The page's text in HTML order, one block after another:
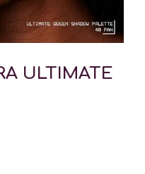
ULTIMATE